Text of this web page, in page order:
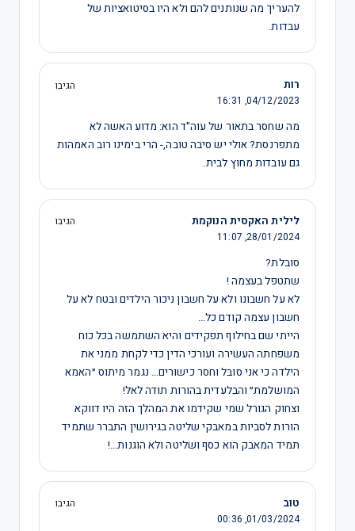
להעריך מה שנותנים להם ולא היו בסיטואציות של
עבדות.
רות
הגיבו
04/12/2023,
16:31
מה שחסר בתאור של עוה"ד הוא: מדוע האשה לא
מתפרנסת? אולי יש סיבה טובה,- הרי בימינו רוב האמהות
גם עובדות מחוץ לבית.
לילית האקסית הנוקמת
הגיבו
28/01/2024,
11:07
סובלת?
שתטפל בעצמה !
לא על חשבונו ולא על חשבון ניכור הילדים ובטח לא על
חשבון עצמה קודם כל…
הייתי שם בחילוף תפקידים והיא השתמשה בכל כוח
משפחתה העשירה ועורכי הדין כדי לקחת ממני את
הילדה כי אני סובל וחסר כישורים… נגמר מיתוס ״האמא
המושלמת״ והבלעדית בהורות תודה לאל!
וצחוק הגורל שמי שקידמו את המהלך הזה היו דווקא
הורות לסביות במאבקי שליטה בגירושין התברר שתמיד
תמיד המאבק הוא כסף ושליטה ולא הוגנות…!
טוב
הגיבו
01/03/2024,
00:36